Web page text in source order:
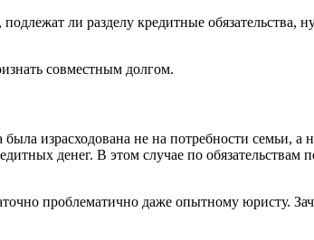
ли разделу кредитные обязательства,
совместным долгом.
израсходована не на потребности семьи,
денег. В этом случае по
проблематично даже опытному юристу.